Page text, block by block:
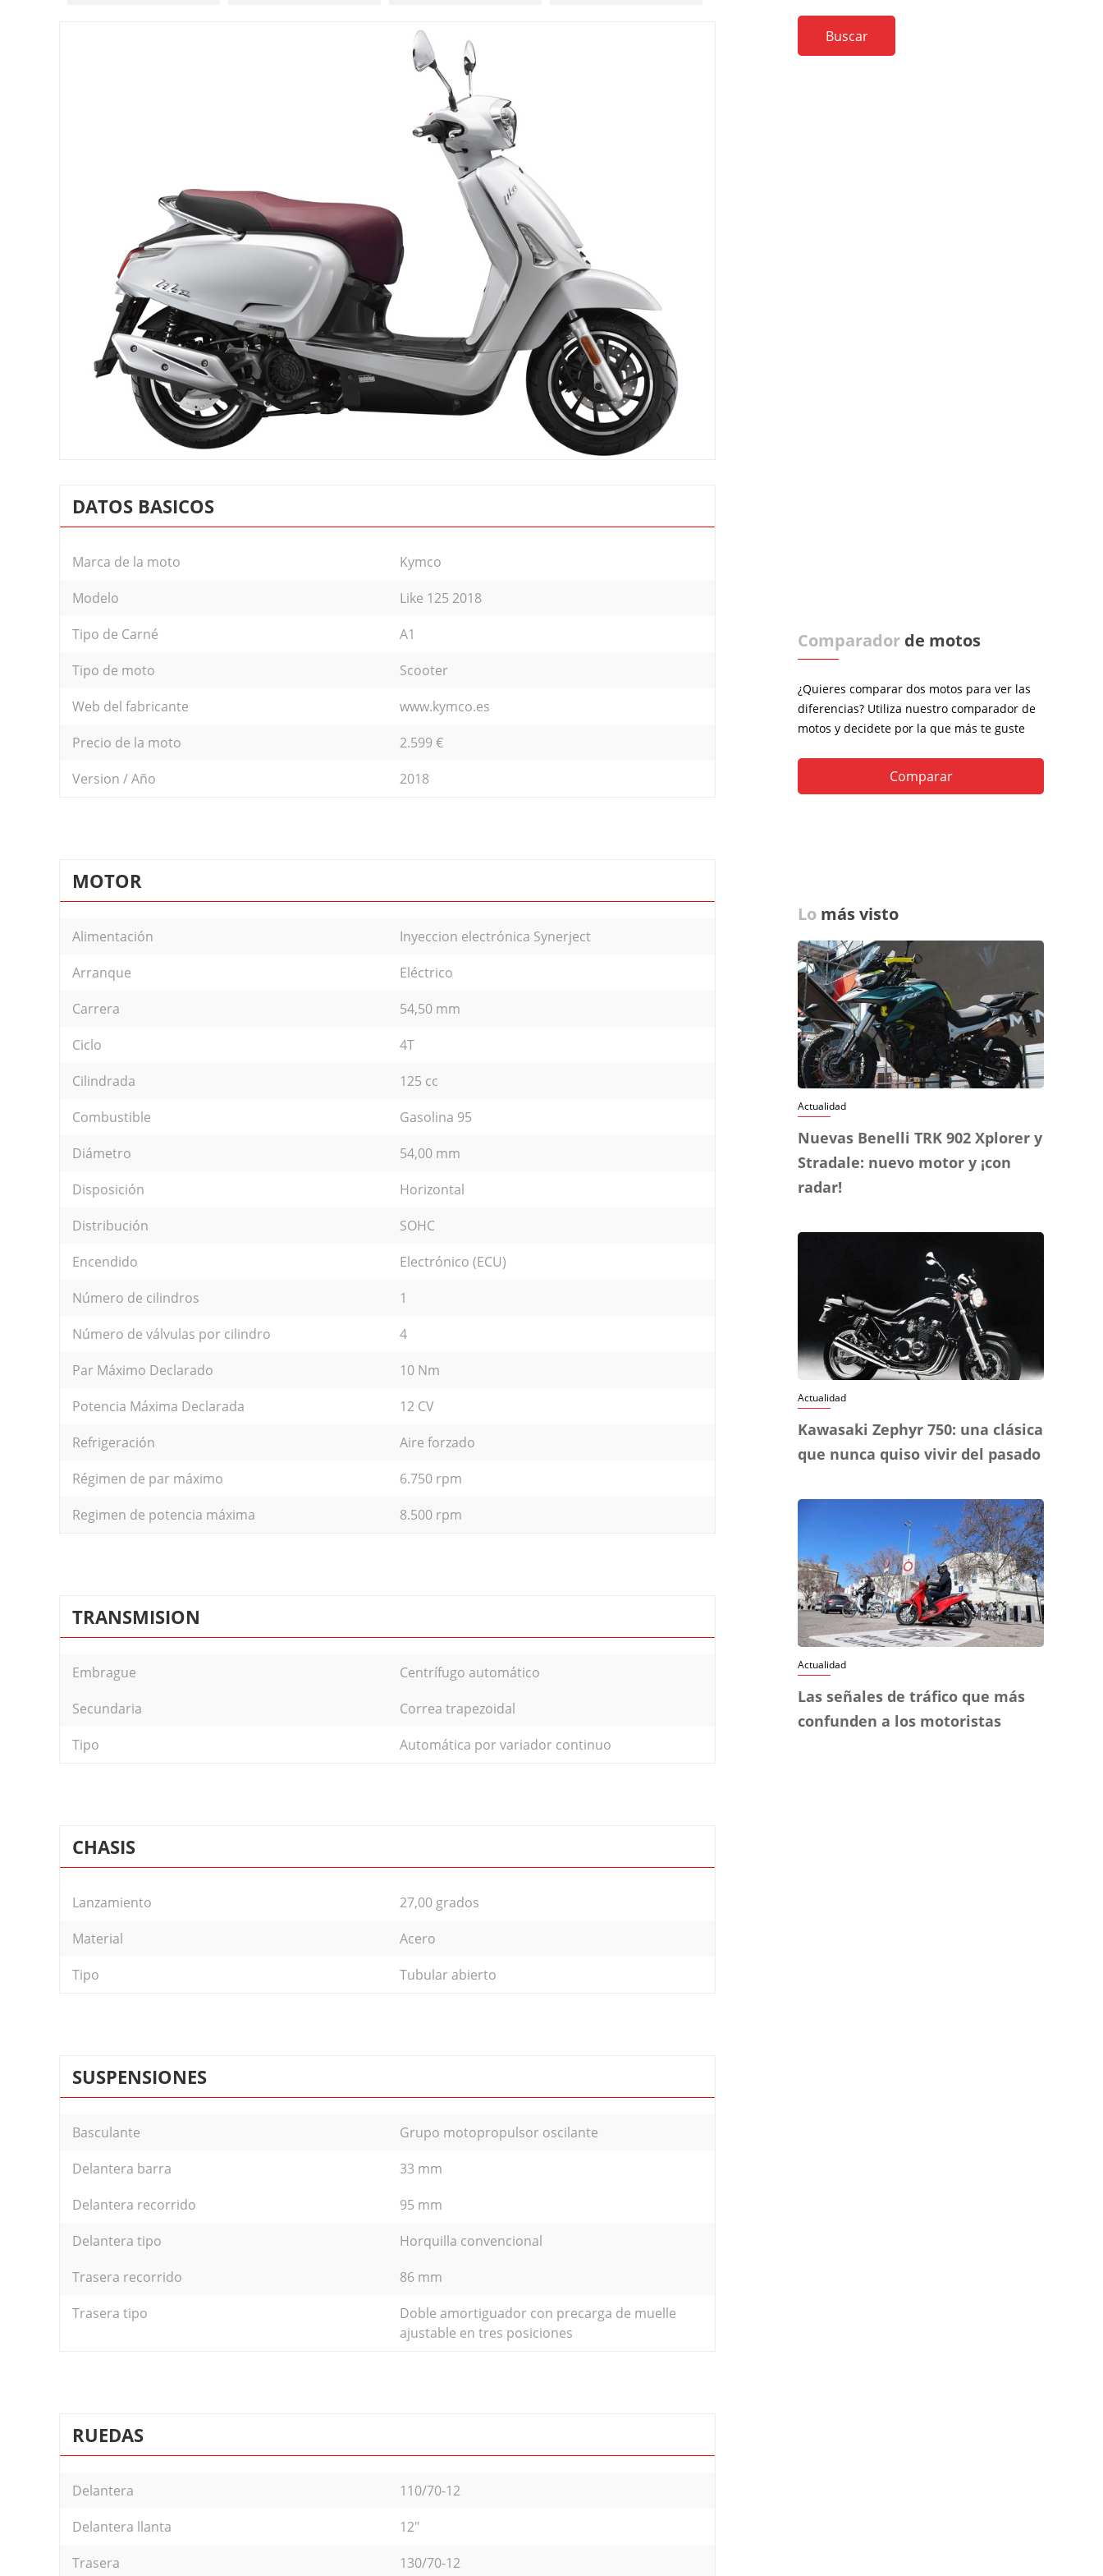
DATOS BASICOS
Marca de la moto
Kymco
Modelo
Like 125 2018
Tipo de Carné
A1
Tipo de moto
Scooter
Web del fabricante
www.kymco.es
Precio de la moto
2.599 €
Version / Año
2018
MOTOR
Alimentación
Inyeccion electrónica Synerject
Arranque
Eléctrico
Carrera
54,50 mm
Ciclo
4T
Cilindrada
125 cc
Combustible
Gasolina 95
Diámetro
54,00 mm
Disposición
Horizontal
Distribución
SOHC
Encendido
Electrónico (ECU)
Número de cilindros
1
Número de válvulas por cilindro
4
Par Máximo Declarado
10 Nm
Potencia Máxima Declarada
12 CV
Refrigeración
Aire forzado
Régimen de par máximo
6.750 rpm
Regimen de potencia máxima
8.500 rpm
TRANSMISION
Embrague
Centrífugo automático
Secundaria
Correa trapezoidal
Tipo
Automática por variador continuo
CHASIS
Lanzamiento
27,00 grados
Material
Acero
Tipo
Tubular abierto
SUSPENSIONES
Basculante
Grupo motopropulsor oscilante
Delantera barra
33 mm
Delantera recorrido
95 mm
Delantera tipo
Horquilla convencional
Trasera recorrido
86 mm
Trasera tipo
Doble amortiguador con precarga de muelle
ajustable en tres posiciones
RUEDAS
Delantera
110/70-12
Delantera llanta
12"
Trasera
130/70-12
Comparador de motos
¿Quieres comparar dos motos para ver las
diferencias? Utiliza nuestro comparador de
motos y decidete por la que más te guste
Comparar
Lo más visto
Actualidad
Nuevas Benelli TRK 902 Xplorer y
Stradale: nuevo motor y ¡con
radar!
Actualidad
Kawasaki Zephyr 750: una clásica
que nunca quiso vivir del pasado
Actualidad
Las señales de tráfico que más
confunden a los motoristas